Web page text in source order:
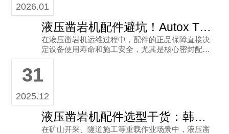
2026.01
液压凿岩机配件避坑！Autox TR-1000S正品皮碗+正规渠道推荐
在液压凿岩机运维过程中，配件的正品保障直接决
定设备使用寿命和施工安全，尤其是核心密封配件
——韩国Autox皮碗，市场上仿冒产品泛滥，稍不
15
31
2025.12
液压凿岩机配件选型干货：韩国Autox膜片认准正规渠道
在矿山开采、隧道施工等重载作业场景中，液压凿